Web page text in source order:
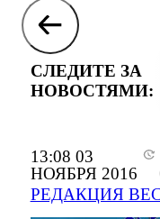
13:08 03
НОЯБРЯ 2016
РЕДАКЦИЯ
СЛЕДИТЕ ЗА
НОВОСТЯМИ: